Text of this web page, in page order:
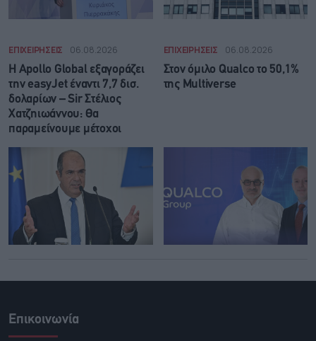
ΕΠΙΧΕΙΡΗΣΕΙΣ 06.08.2026
Η Apollo Global εξαγοράζει
την easyJet έναντι 7,7 δισ.
δολαρίων – Sir Στέλιος
Χατζηιωάννου: Θα
παραμείνουμε μέτοχοι
ΕΠΙΧΕΙΡΗΣΕΙΣ 06.08.2026
Στον όμιλο Qualco το 50,1%
της Multiverse
Επικοινωνία